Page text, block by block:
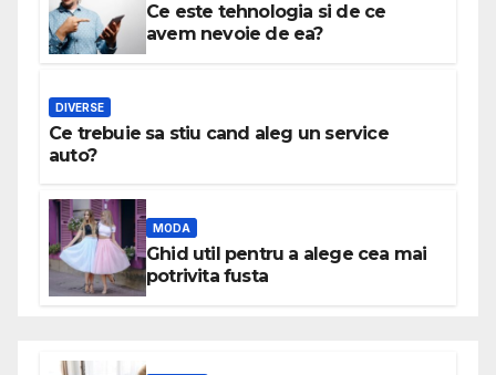
Ce este tehnologia si de ce
avem nevoie de ea?
DIVERSE
Ce trebuie sa stiu cand aleg un service
auto?
MODA
Ghid util pentru a alege cea mai
potrivita fusta